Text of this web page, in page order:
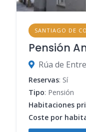
SANTIAGO DE
Pensión
Reservas: Sí
Tipo: Pensión
Habitaciones
Coste por